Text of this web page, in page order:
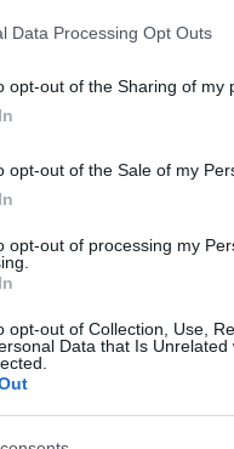
Data Processing Opt Outs
opt-out of the Sharing of my
opt-out of the Sale of my
opt-out of processing my
opt-out of Collection, Use,
Data that Is
στον τελικό του
του μεγάλου
Στον Α.Ο.Κ.
Τάσος
Γιάννης
(Μπαλάνος),